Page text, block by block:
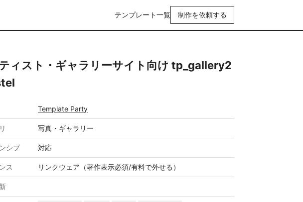
テンプレート一覧 制作を依頼する
ィスト・ギャラリーサイト向け tp_gallery2
Template Party
写真・ギャラリー
シブ 対応
ス リンクウェア（著作表示必須/有料で外せる）